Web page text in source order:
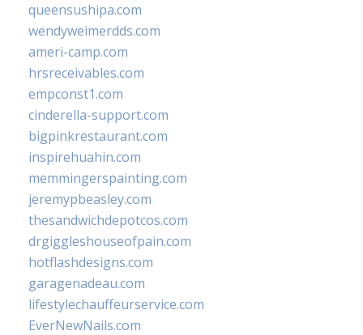
queensushipa.com
wendyweimerdds.com
ameri-camp.com
hrsreceivables.com
empconst1.com
cinderella-support.com
bigpinkrestaurant.com
inspirehuahin.com
memmingerspainting.com
jeremypbeasley.com
thesandwichdepotcos.com
drgiggleshouseofpain.com
hotflashdesigns.com
garagenadeau.com
lifestylechauffeurservice.com
EverNewNails.com